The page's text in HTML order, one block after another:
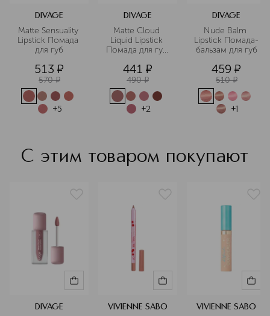
DIVAGE
Matte Sensuality
Lipstick Помада
для губ
513 ¤
570 ¤
+5
DIVAGE
Matte Cloud
Liquid Lipstick
Помада для губ
441 ¤
490 ¤
+2
DIVAGE
Nude Balm
Lipstick Помада-
бальзам для губ
459 ¤
510 ¤
+1
С этим товаром покупают
DIVAGE VIVIENNE SABO VIVIENNE SABO